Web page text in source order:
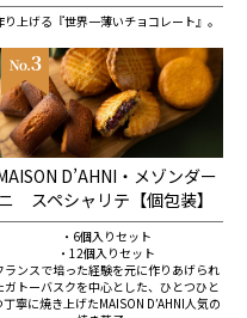
上げる『世界一薄いチョコレート』。
D’AHNI・メゾンダー
ニ スペシャリテ【個包装】
・6個入りセット
・12個入りセット
ランスで培った経験を元に作りあげられ
ガトーバスクを中心とした、ひとつひと
丁寧に焼き上げたMAISON DʼAHNI人気の